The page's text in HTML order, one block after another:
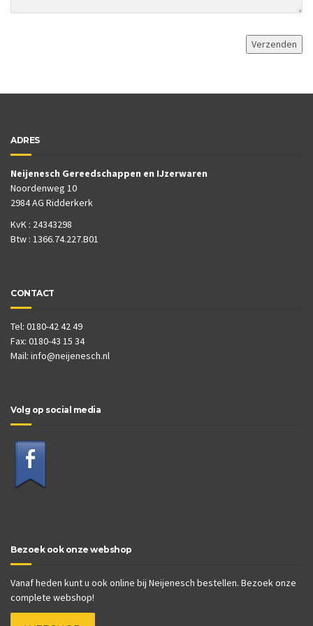
ADRES
Neijenesch Gereedschappen en IJzerwaren
Noordenweg 10
2984 AG Ridderkerk
KvK : 24343298
Btw : 1366.74.227.B01
CONTACT
Tel: 0180-42 42 49
Fax: 0180-43 15 34
Mail: info@neijenesch.nl
Volg op social media
Bezoek ook onze webshop
Vanaf heden kunt u ook online bij Neijenesch bestellen. Bezoek onze
complete webshop!